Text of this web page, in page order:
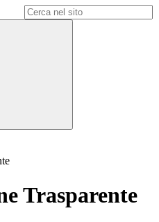
Trasparente